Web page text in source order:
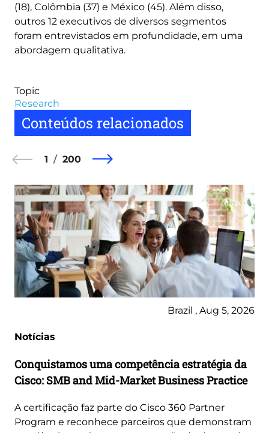
(18), Colômbia (37) e México (45). Além disso,
outros 12 executivos de diversos segmentos
foram entrevistados em profundidade, em uma
abordagem qualitativa.
Topic
Research
Conteúdos relacionados
1 200
Brazil , Aug 5, 2026
Notícias
Conquistamos uma competência estratégia da
Cisco: SMB and Mid-Market Business Practice
A certificação faz parte do Cisco 360 Partner
Program e reconhece parceiros que demonstram